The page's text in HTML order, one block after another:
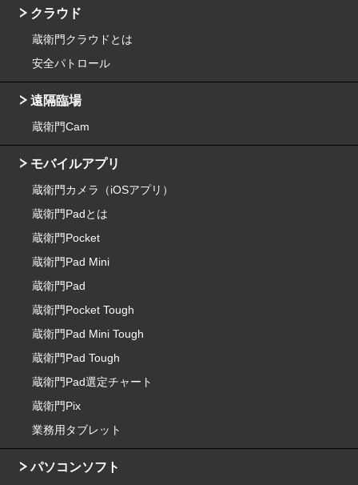
クラウド
蔵衛門クラウドとは
安全パトロール
遠隔臨場
蔵衛門Cam
モバイルアプリ
蔵衛門カメラ（iOSアプリ）
蔵衛門Padとは
蔵衛門Pocket
蔵衛門Pad Mini
蔵衛門Pad
蔵衛門Pocket Tough
蔵衛門Pad Mini Tough
蔵衛門Pad Tough
蔵衛門Pad選定チャート
蔵衛門Pix
業務用タブレット
パソコンソフト